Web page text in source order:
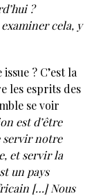
?
cela, y
? C’est la
les esprits des
se voir
est d’être
servir notre
et servir la
un pays
[…] Nous